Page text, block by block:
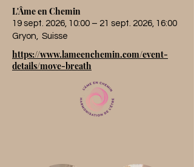
L'Âme en Chemin
19 sept. 2026, 10:00 – 21 sept. 2026, 16:00
Gryon, Suisse
https://www.lameenchemin.com/event-
details/move-breath